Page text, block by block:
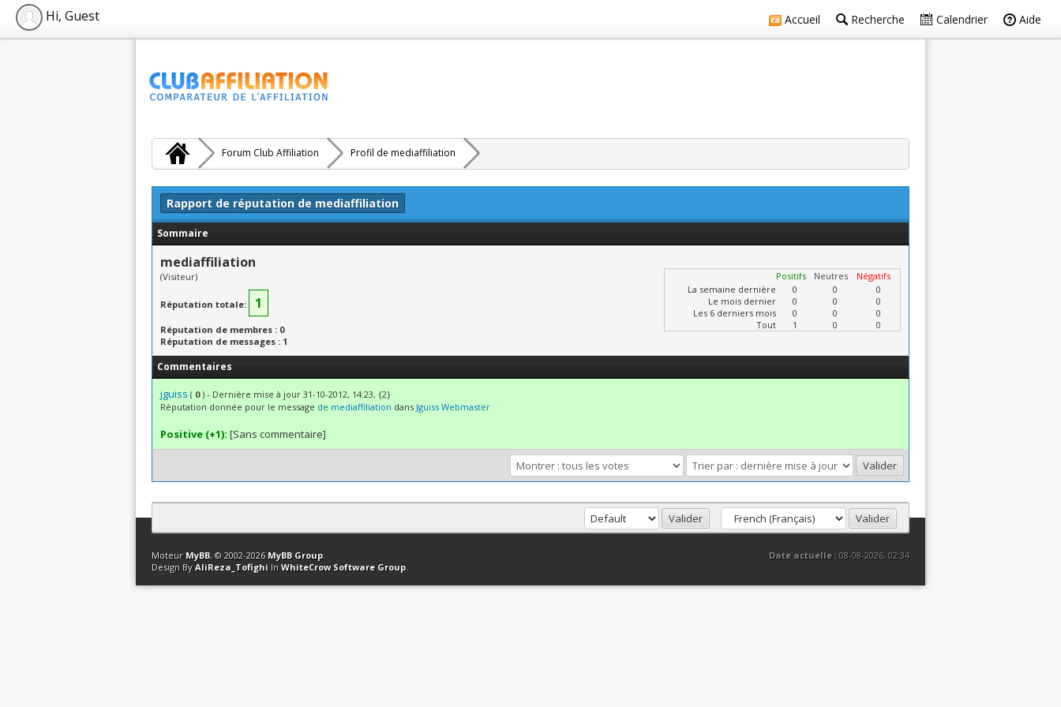
Accueil Recherche Calendrier Aide
Hi, Guest
Forum Club Affiliation Profil de mediaffiliation
Rapport de réputation de mediaffiliation
Sommaire
mediaffiliation
(Visiteur)
Réputation totale: 1
Réputation de membres : 0
Réputation de messages : 1
Positifs Neutres
Négatifs
La semaine dernière
0 0
0
Le mois dernier
0 0
0
Les 6 derniers mois
0 0
0
Tout
1 0 0
Commentaires
jguiss ( 0 ) - Dernière mise à jour 31-10-2012, 14:23, {2}
Réputation donnée pour le message de mediaffiliation dans Jguiss Webmaster
Positive (+1): [Sans commentaire]
Contact Club Affiliation Retourner en haut Version bas-débit (Archivé) Syndication RSS
Date actuelle :08-08-2026, 02:34
Moteur MyBB, © 2002-2026 MyBB Group.
Design By AliReza_Tofighi In WhiteCrow Software Group.